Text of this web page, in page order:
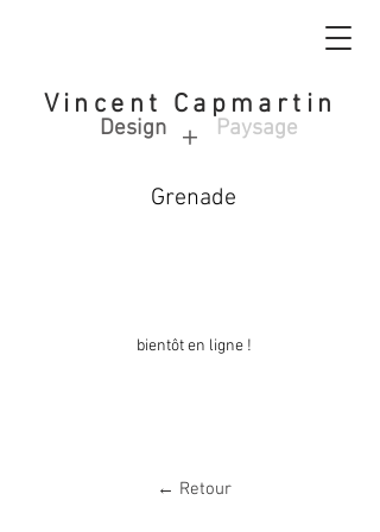
Design + Paysage
Vincent Capmartin
Grenade
bientôt en ligne !
← Retour